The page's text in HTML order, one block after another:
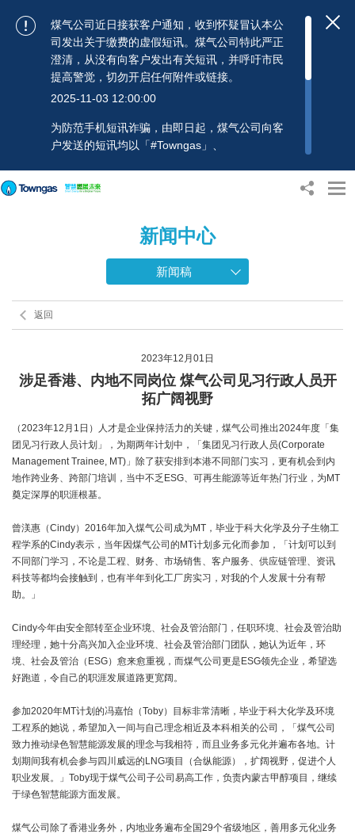
煤气公司近日接获客户通知，收到怀疑冒认本公
司发出关于缴费的虚假短讯。煤气公司特此严正
澄清，从没有向客户发出有关短讯，并呼吁市民
提高警觉，切勿开启任何附件或链接。
2025-11-03 12:00:00
为防范手机短讯诈骗，由即日起，煤气公司向客
户发送的短讯均以「#Towngas」、
送人披露身份证号码、银行户口或信用卡号码等
个人资料，以免蒙受损失。若有任何疑问，可随
时致电煤气公司客户服务热线：2880 6988或电
邮：towngas.cs@towngas.com 查询。
新闻中心
新闻稿
返回
2023年12月01日
涉足香港、内地不同岗位 煤气公司见习行政人员开
拓广阔视野
（2023年12月1日）人才是企业保持活力的关键，煤气公司推出2024年度「集
团见习行政人员计划」，为期两年计划中，「集团见习行政人员(Corporate
Management Trainee, MT)」除了获安排到本港不同部门实习，更有机会到内
地作跨业务、跨部门培训，当中不乏ESG、可再生能源等近年热门行业，为MT
奠定深厚的职涯根基。
曾渼惠（Cindy）2016年加入煤气公司成为MT，毕业于科大化学及分子生物工
程学系的Cindy表示，当年因煤气公司的MT计划多元化而参加，「计划可以到
不同部门学习，不论是工程、财务、市场销售、客户服务、供应链管理、资讯
科技等都均会接触到，也有半年到化工厂房实习，对我的个人发展十分有帮
助。」
Cindy今年由安全部转至企业环境、社会及管治部门，任职环境、社会及管治助
理经理，她十分高兴加入企业环境、社会及管治部门团队，她认为近年，环
境、社会及管治（ESG）愈来愈重视，而煤气公司更是ESG领先企业，希望选
好跑道，令自己的职涯发展道路更宽阔。
参加2020年MT计划的冯嘉怡（Toby）目标非常清晰，毕业于科大化学及环境
工程系的她说，希望加入一间与自己理念相近及本科相关的公司，「煤气公司
致力推动绿色智慧能源发展的理念与我相符，而且业务多元化并遍布各地。计
划期间我有机会参与四川威远的LNG项目（合纵能源），扩阔视野，促进个人
职业发展。」Toby现于煤气公司子公司易高工作，负责内蒙古甲醇项目，继续
于绿色智慧能源方面发展。
煤气公司除了香港业务外，内地业务遍布全国29个省级地区，善用多元化业务